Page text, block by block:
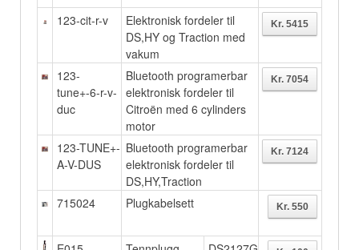
123-cit-r-v
Elektronisk fordeler til
DS,HY og Traction med
vakum
123-
tune+-6-r-v-
duc
Bluetooth programerbar
elektronisk fordeler til
Citroën med 6 cylinders
motor
123-TUNE+-
A-V-DUS
Bluetooth programerbar
elektronisk fordeler til
DS,HY,Traction
715024
Plugkabelsett